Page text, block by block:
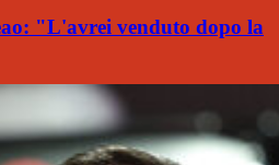
"L'avrei venduto dopo la